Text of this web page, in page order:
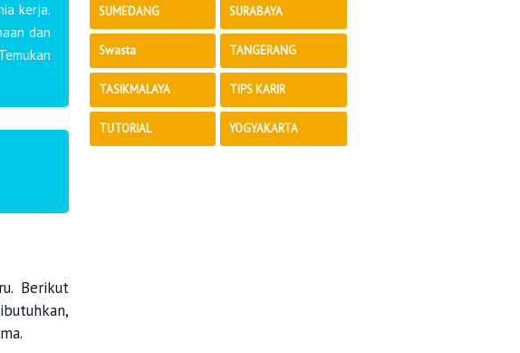
kerja.
dan
Berikut
SUMEDANG SURABAYA
Swasta TANGERANG
TASIKMALAYA TIPS KARIR
TUTORIAL YOGYAKARTA